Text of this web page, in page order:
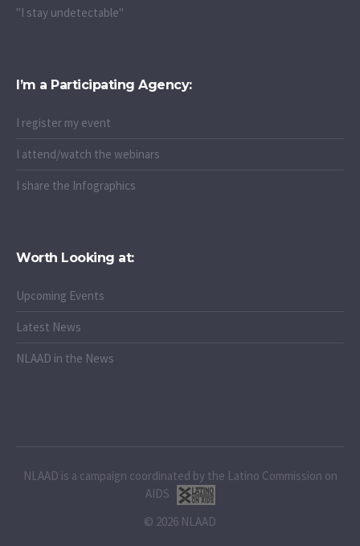
"I stay undetectable"
I’m a Participating Agency:
I register my event
I attend/watch the webinars
I share the Infographics
Worth Looking at:
Upcoming Events
Latest News
NLAAD in the News
NLAAD is a campaign coordinated by the Latino Commission on
AIDS
© 2026 NLAAD